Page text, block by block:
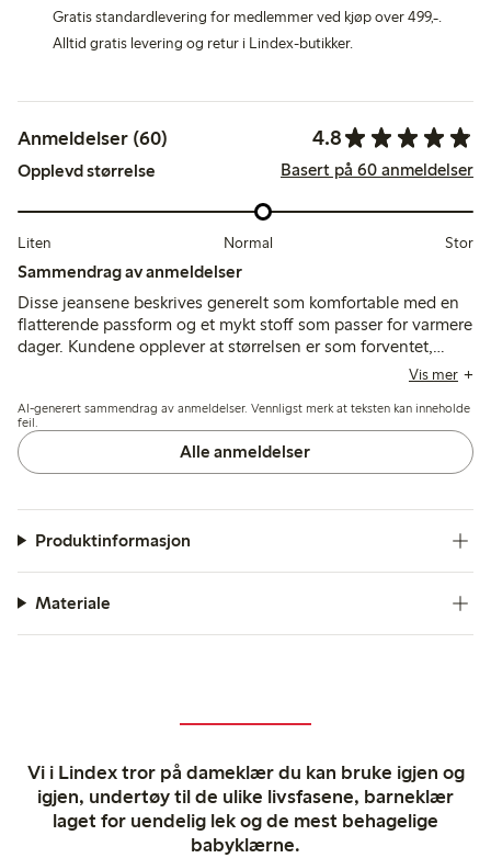
Gratis standardlevering for medlemmer ved kjøp over 499,-.
Alltid gratis levering og retur i Lindex-butikker.
Anmeldelser (60) 4.8
Opplevd størrelse Basert på 60 anmeldelser
Liten Normal Stor
Sammendrag av anmeldelser
Disse jeansene beskrives generelt som komfortable med en
flatterende passform og et mykt stoff som passer for varmere
dager. Kundene opplever at størrelsen er som forventet,
bortsett fra midjen, som ofte er stor, noe som gjør at noen
gjennomsnittshøyder.
Vis mer
AI-generert sammendrag av anmeldelser. Vennligst merk at teksten kan inneholde
feil.
Alle anmeldelser
Produktinformasjon
Materiale
Vi i Lindex tror på dameklær du kan bruke igjen og
igjen, undertøy til de ulike livsfasene, barneklær
laget for uendelig lek og de mest behagelige
babyklærne.